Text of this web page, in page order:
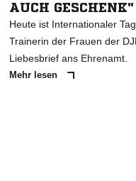
AUCH GESCHENK"
Heute ist Internationaler
Trainerin der Frauen der
Liebesbrief ans Ehrenamt.
Mehr lesen